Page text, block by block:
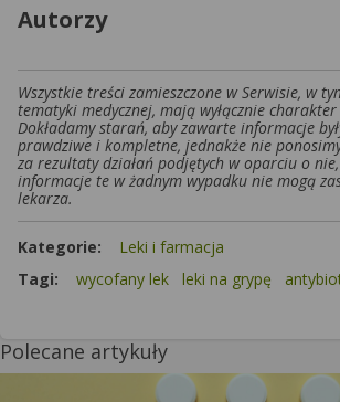
Autorzy
Wszystkie treści zamieszczone w Serwisie, w
tematyki medycznej, mają wyłącznie
Dokładamy starań, aby zawarte informacje
prawdziwe i kompletne, jednakże nie
za rezultaty działań podjętych w oparciu o
informacje te w żadnym wypadku nie mogą
lekarza.
Kategorie:
Leki i farmacja
Tagi:
wycofany lek leki na grypę
Polecane artykuły